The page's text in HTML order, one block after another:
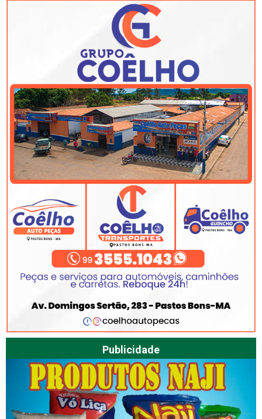
Publicidade